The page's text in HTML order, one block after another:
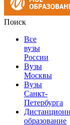
Поиск
Все
вузы
России
Вузы
Москвы
Вузы
Санкт-
Петербурга
образование